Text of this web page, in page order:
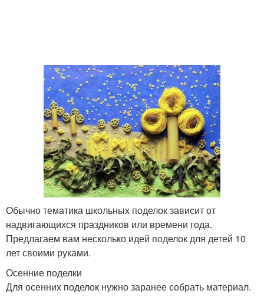
Обычно тематика школьных поделок зависит от
надвигающихся праздников или времени года.
Предлагаем вам несколько идей поделок для детей 10
лет своими руками.
Осенние поделки
Для осенних поделок нужно заранее собрать материал.